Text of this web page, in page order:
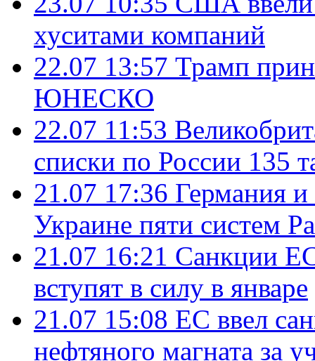
хуситами компаний
22.07 13:57 Трамп
ЮНЕСКО
22.07 11:53
списки по России 135
21.07 17:36 Германия
Украине пяти систем
21.07 16:21 Санкции
вступят в силу в январе
21.07 15:08 ЕС ввел
нефтяного магната за